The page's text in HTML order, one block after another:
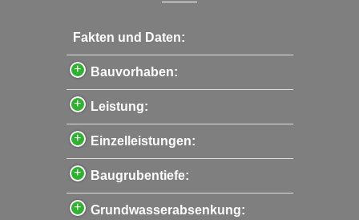
Fakten und Daten:
Bauvorhaben:
Leistung:
Einzelleistungen:
Baugrubentiefe:
Grundwasserabsenkung: